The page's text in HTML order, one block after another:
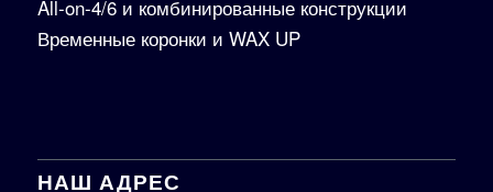
All-on-4/6 и комбинированные конструкции
Временные коронки и WAX UP
НАШ АДРЕС